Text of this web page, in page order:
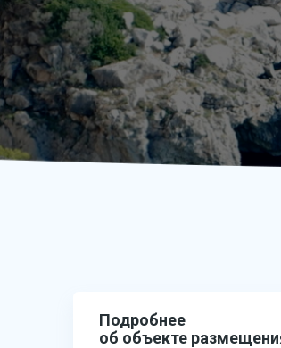
Подробнее
об объекте